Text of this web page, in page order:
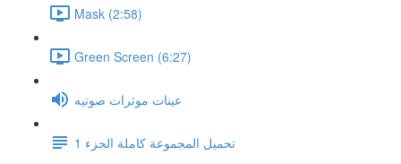
Mask (2:58)
Green Screen (6:27)
عينات موثرات صوتيه
تحميل المجموعة كاملة الجزء 1